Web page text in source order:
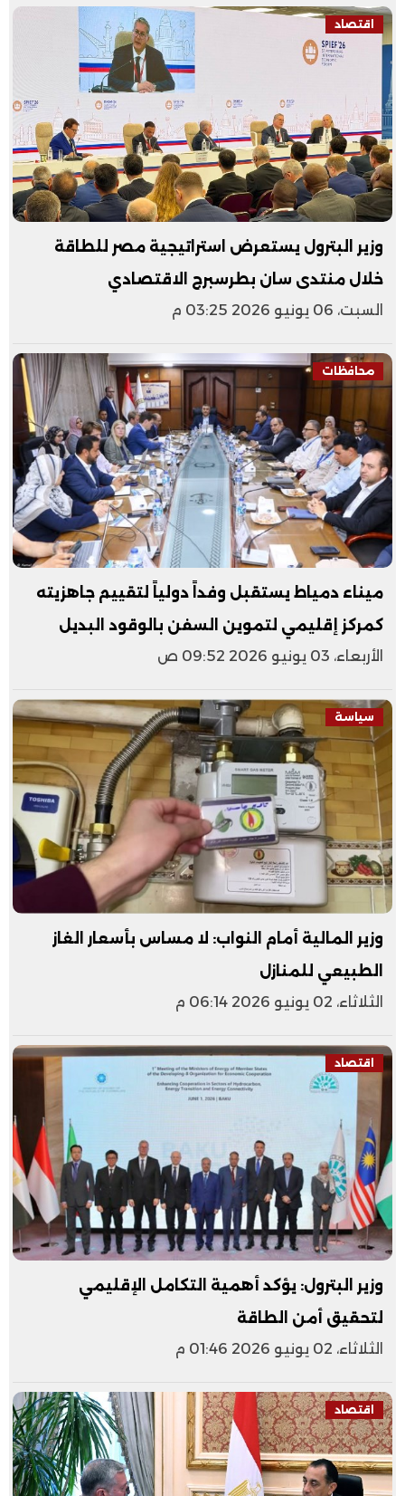
اقتصاد
وزير البترول يستعرض استراتيجية مصر للطاقة
خلال منتدى سان بطرسبرج الاقتصادي
السبت، 06 يونيو 2026 03:25 م
محافظات
ميناء دمياط يستقبل وفداً دولياً لتقييم جاهزيته
كمركز إقليمي لتموين السفن بالوقود البديل
الأربعاء، 03 يونيو 2026 09:52 ص
سياسة
وزير المالية أمام النواب: لا مساس بأسعار الغاز
الطبيعي للمنازل
الثلاثاء، 02 يونيو 2026 06:14 م
اقتصاد
وزير البترول: يؤكد أهمية التكامل الإقليمي
لتحقيق أمن الطاقة
الثلاثاء، 02 يونيو 2026 01:46 م
اقتصاد